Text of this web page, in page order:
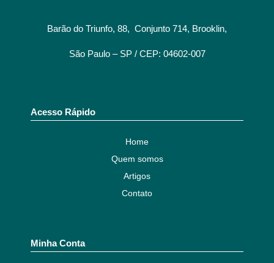
Barão do Triunfo, 88, Conjunto 714, Brooklin,
São Paulo – SP / CEP: 04602-007
Acesso Rápido
Home
Quem somos
Artigos
Contato
Minha Conta